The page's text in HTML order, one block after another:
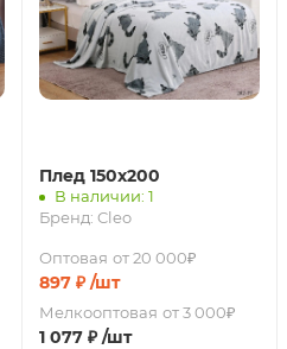
Плед 150х200
В наличии: 1
Бренд: Cleo
Оптовая от 20 000₽
897₽ /шт
Мелкооптовая от 3 000₽
1 077₽ /шт